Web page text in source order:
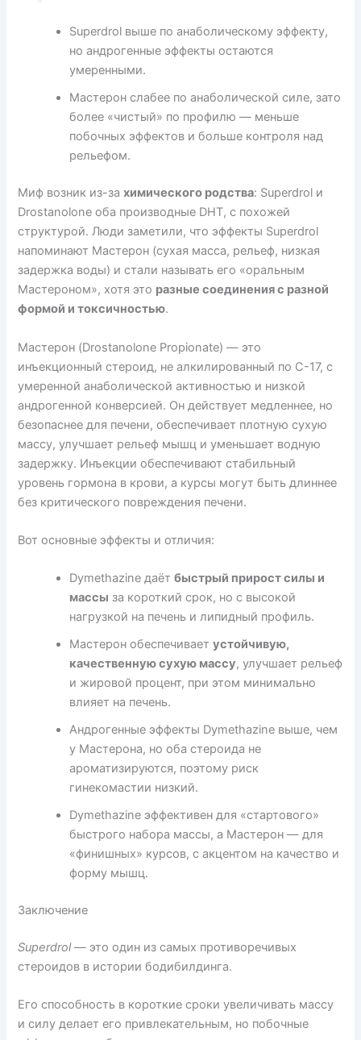
Superdrol выше по анаболическому эффекту,
но андрогенные эффекты остаются
умеренными.
Мастерон слабее по анаболической силе, зато
более «чистый» по профилю — меньше
побочных эффектов и больше контроля над
рельефом.
Миф возник из-захимического родства: Superdrol и
Drostanolone оба производные DHT, с похожей
структурой. Люди заметили, что эффекты Superdrol
напоминают Мастерон (сухая масса, рельеф, низкая
задержка воды) и стали называть его «оральным
Мастероном», хотя это разные соединения с разной
формой и токсичностью.
Мастерон (Drostanolone Propionate) — это
инъекционный стероид, не алкилированный по C-17, с
умеренной анаболической активностью и низкой
андрогенной конверсией. Он действует медленнее, но
безопаснее для печени, обеспечивает плотную сухую
массу, улучшает рельеф мышц и уменьшает водную
задержку. Инъекции обеспечивают стабильный
уровень гормона в крови, а курсы могут быть длиннее
без критического повреждения печени.
Вот основные эффекты и отличия:
Dymethazine даётбыстрый прирост силы и
массы за короткий срок, но с высокой
нагрузкой на печень и липидный профиль.
Мастерон обеспечиваетустойчивую,
качественную сухую массу, улучшает рельеф
и жировой процент, при этом минимально
влияет на печень.
Андрогенные эффекты Dymethazine выше, чем
у Мастерона, но оба стероида не
ароматизируются, поэтому риск
гинекомастии низкий.
Dymethazine эффективен для «стартового»
быстрого набора массы, а Мастерон — для
«финишных» курсов, с акцентом на качество и
форму мышц.
Заключение
Superdrol— это один из самых противоречивых
стероидов в истории бодибилдинга.
Его способность в короткие сроки увеличивать массу
и силу делает его привлекательным, но побочные